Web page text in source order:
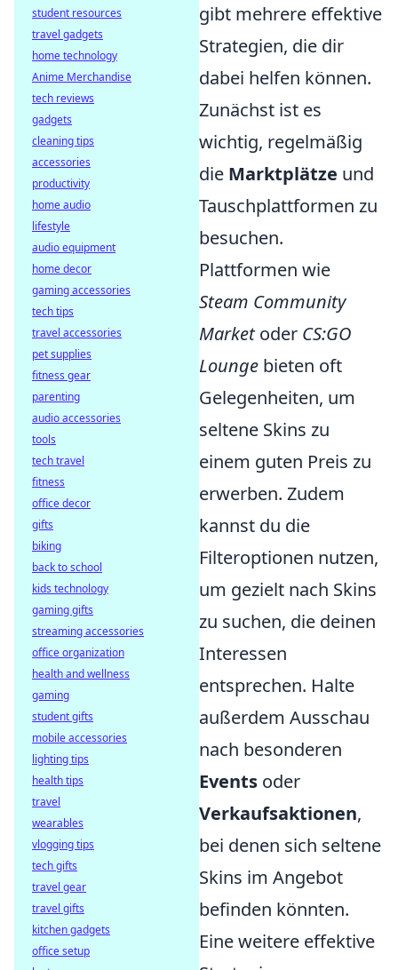
gibt mehrere effektive
Strategien, die dir
dabei helfen können.
Zunächst ist es
wichtig, regelmäßig
die Marktplätze und
Tauschplattformen zu
besuchen.
Plattformen wie
Steam Community
Marketoder CS:GO
Lounge bieten oft
Gelegenheiten, um
seltene Skins zu
einem guten Preis zu
erwerben. Zudem
kannst du die
Filteroptionen nutzen,
um gezielt nach Skins
zu suchen, die deinen
Interessen
entsprechen. Halte
außerdem Ausschau
nach besonderen
Events oder
Verkaufsaktionen,
bei denen sich seltene
Skins im Angebot
befinden könnten.
Eine weitere effektive
student resources
travel gadgets
home technology
Anime Merchandise
tech reviews
gadgets
cleaning tips
accessories
productivity
home audio
lifestyle
audio equipment
home decor
gaming accessories
tech tips
travel accessories
pet supplies
fitness gear
parenting
audio accessories
tools
tech travel
fitness
office decor
gifts
biking
back to school
kids technology
gaming gifts
streaming accessories
office organization
health and wellness
gaming
student gifts
mobile accessories
lighting tips
health tips
travel
wearables
vlogging tips
tech gifts
travel gear
travel gifts
kitchen gadgets
office setup